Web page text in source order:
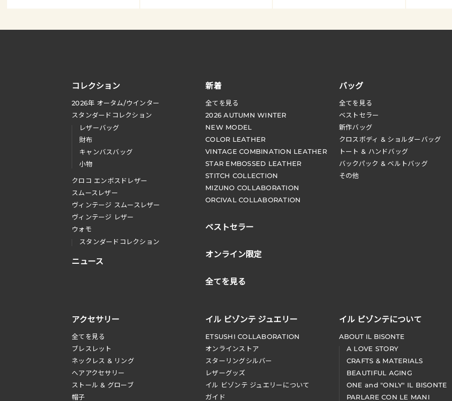
コレクション
2026年 オータム/ウインター
スタンダードコレクション
レザーバッグ
財布
キャンバスバッグ
小物
クロコ エンボスドレザー
スムースレザー
ヴィンテージ スムースレザー
ヴィンテージ レザー
ウォモ
スタンダードコレクション
ニュース
新着
全てを見る
2026 AUTUMN WINTER
NEW MODEL
COLOR LEATHER
VINTAGE COMBINATION LEATHER
STAR EMBOSSED LEATHER
STITCH COLLECTION
MIZUNO COLLABORATION
ORCIVAL COLLABORATION
ベストセラー
オンライン限定
全てを見る
バッグ
全てを見る
ベストセラー
新作バッグ
クロスボディ & ショルダーバッグ
トート & ハンドバッグ
バックパック & ベルトバッグ
その他
アクセサリー
全てを見る
ブレスレット
ネックレス & リング
へアアクセサリー
ストール & グローブ
帽子
イル ビゾンテ ジュエリー
ETSUSHI COLLABORATION
オンラインストア
スターリングシルバー
レザーグッズ
イル ビゾンテ ジュエリーについて
ガイド
イル ビゾンテについて
ABOUT IL BISONTE
A LOVE STORY
CRAFTS & MATERIALS
BEAUTIFUL AGING
ONE and "ONLY" IL BISONTE
PARLARE CON LE MANI